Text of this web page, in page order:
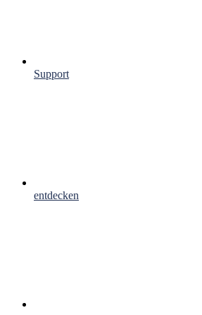
Support
entdecken